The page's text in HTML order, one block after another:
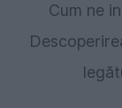
Cum ne